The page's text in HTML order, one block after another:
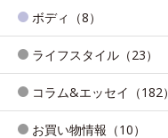
ボディ（8）
ライフスタイル（23）
コラム&エッセイ（182）
お買い物情報（10）